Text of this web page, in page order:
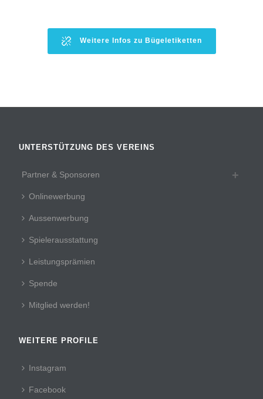
Weitere Infos zu Bügeletiketten
UNTERSTÜTZUNG DES VEREINS
Partner & Sponsoren
Onlinewerbung
Aussenwerbung
Spielerausstattung
Leistungsprämien
Spende
Mitglied werden!
WEITERE PROFILE
Instagram
Facebook